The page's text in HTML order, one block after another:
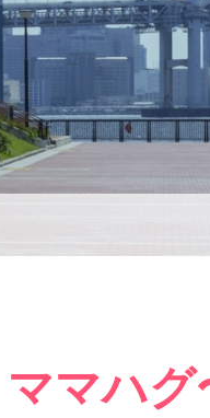
ママハ